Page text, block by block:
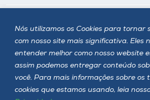
Nós utilizamos os Cookies para tornar
com nosso site mais significativa. Eles
entender melhor como nosso website
assim podemos entregar conteúdo
você. Para mais informações sobre os
cookies que estamos usando, leia
Siga a Unoesc